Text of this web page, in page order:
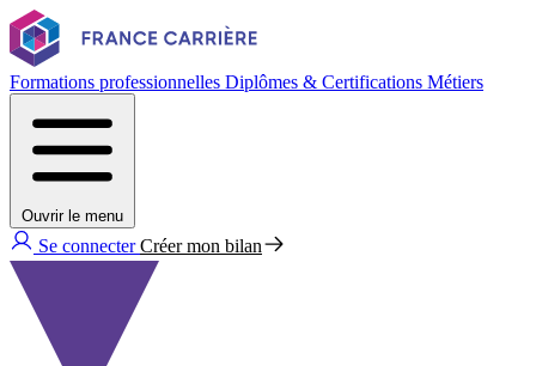
Formations professionnelles Diplômes & Certifications Métiers
Ouvrir le menu
Se connecterCréer mon bilan